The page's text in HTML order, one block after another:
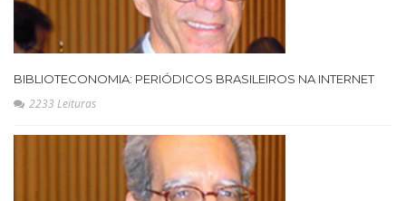
BIBLIOTECONOMIA: PERIÓDICOS BRASILEIROS NA INTERNET
2233 Leituras